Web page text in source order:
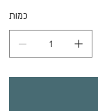
כמות